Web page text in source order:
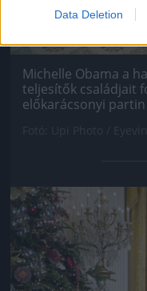
Data Deletion
Michelle Obama a
teljesítők családjait
előkarácsonyi partin